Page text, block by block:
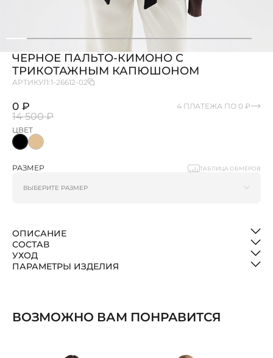
ЧЕРНОЕ ПАЛЬТО-КИМОНО С
ТРИКОТАЖНЫМ КАПЮШОНОМ
АРТИКУЛ:1-26612-02
0 ₽
14 500 ₽
4 ПЛАТЕЖА ПО 0 ₽
ЦВЕТ
РАЗМЕР ТАБЛИЦА ОБМЕРОВ
ОПИСАНИЕ
СОСТАВ
УХОД
ПАРАМЕТРЫ ИЗДЕЛИЯ
ВОЗМОЖНО ВАМ ПОНРАВИТСЯ